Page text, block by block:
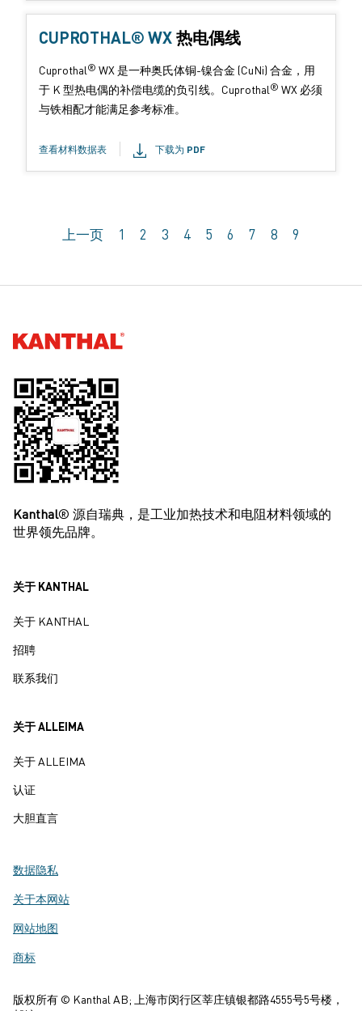
CUPROTHAL® WX产
形
式
：
热电偶线
Cuprothal® WX 是一种奥氏体铜-镍合金 (CuNi) 合金，用
于 K 型热电偶的补偿电缆的负引线。Cuprothal® WX 必须
与铁相配才能满足参考标准。
查看材料数据表 下载为 PDF
上一页 1 2 3 4 5 6 7 8 9
Kanthal®
Kanthal® 源自瑞典，是工业加热技术和电阻材料领域的
世界领先品牌。
关于 KANTHAL
关于 KANTHAL
招聘
联系我们
关于 ALLEIMA
关于 ALLEIMA
认证
大胆直言
数据隐私
关于本网站
网站地图
商标
版权所有 © Kanthal AB; 上海市闵行区莘庄镇银都路4555号5号楼，